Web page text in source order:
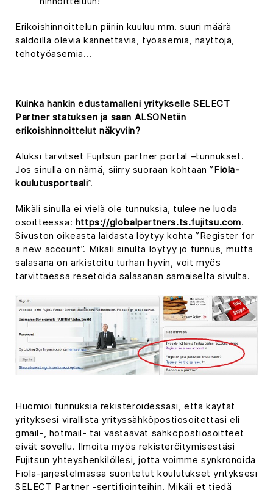
Erikoishinnoittelun piiriin kuuluu mm. suuri määrä
saldoilla olevia kannettavia, työasemia, näyttöjä,
tehotyöasemia...
Kuinka hankin edustamalleni yritykselle SELECT
Partner statuksen ja saan ALSONetiin
erikoishinnoittelut näkyviin?
Aluksi tarvitset Fujitsun partner portal –tunnukset.
Jos sinulla on nämä, siirry suoraan kohtaan ” Fiola-
koulutusportaali”.
Mikäli sinulla ei vielä ole tunnuksia, tulee ne luoda
osoitteessa: https://globalpartners.ts.fujitsu.com.
Sivuston oikeasta laidasta löytyy kohta ”Register for
a new account”. Mikäli sinulta löytyy jo tunnus, mutta
salasana on arkistoitu turhan hyvin, voit myös
tarvittaessa resetoida salasanan samaiselta sivulta.
Huomioi tunnuksia rekisteröidessäsi, että käytät
yrityksesi virallista yrityssähköpostiosoitettasi eli
gmail-, hotmail- tai vastaavat sähköpostiosoitteet
eivät sovellu. Ilmoita myös rekisteröitymisestäsi
Fujitsun yhteyshenkilöllesi, jotta voimme synkronoida
Fiola-järjestelmässä suoritetut koulutukset yrityksesi
SELECT Partner -sertifiointeihin. Mikäli et tiedä